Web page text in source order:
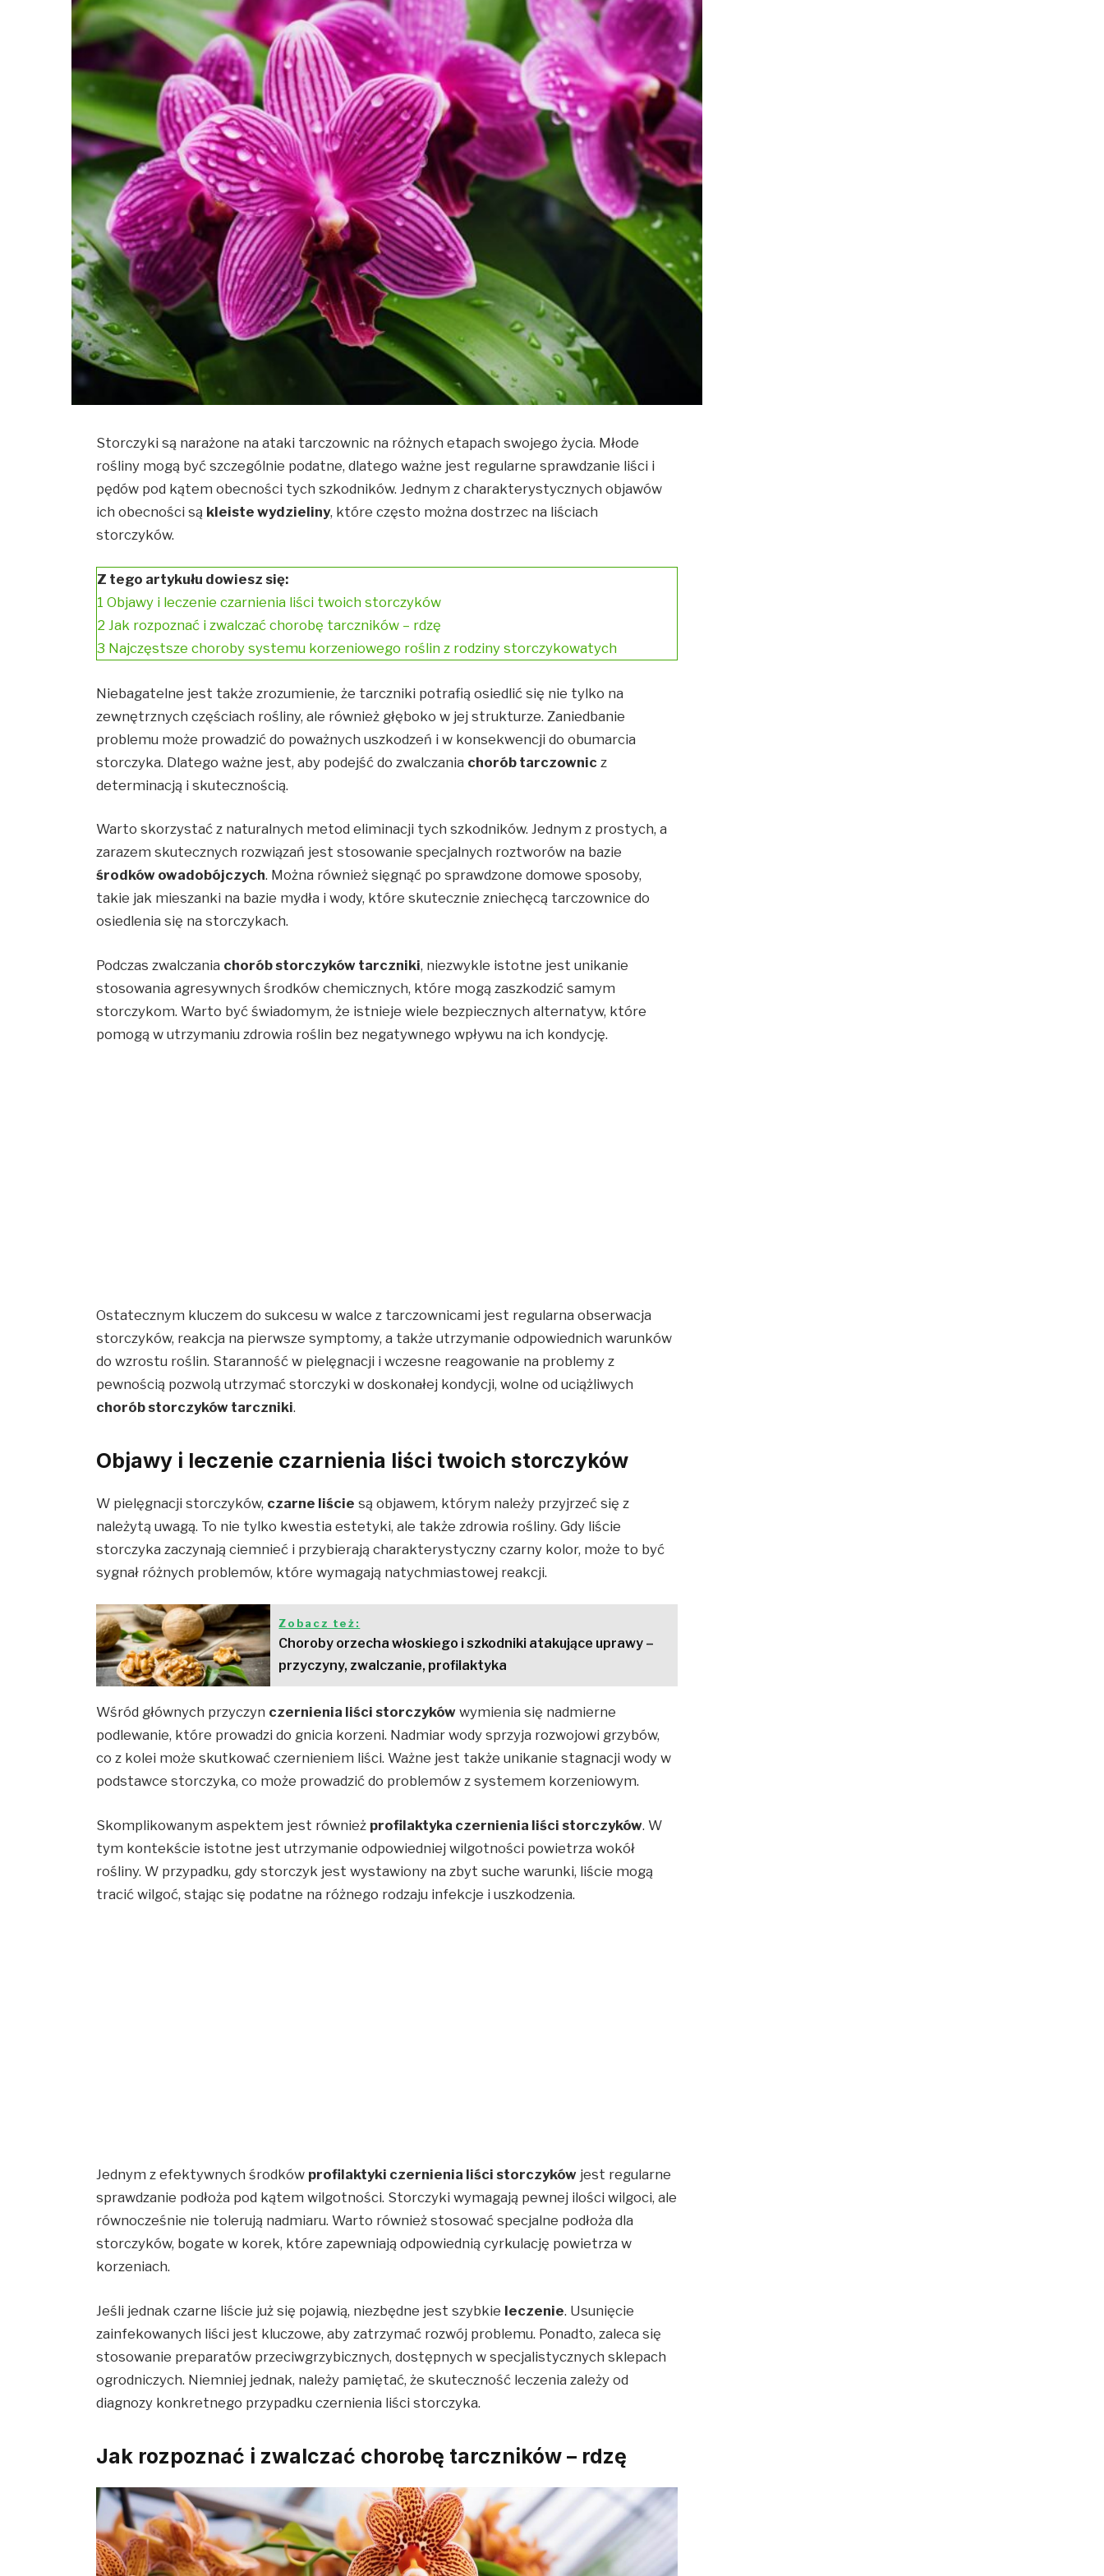
Storczyki są narażone na ataki tarczownic na różnych etapach swojego życia. Młode
rośliny mogą być szczególnie podatne, dlatego ważne jest regularne sprawdzanie liści i
pędów pod kątem obecności tych szkodników. Jednym z charakterystycznych objawów
ich obecności są kleiste wydzieliny, które często można dostrzec na liściach
storczyków.
Z tego artykułu dowiesz się:
1 Objawy i leczenie czarnienia liści twoich storczyków
2 Jak rozpoznać i zwalczać chorobę tarczników – rdzę
3 Najczęstsze choroby systemu korzeniowego roślin z rodziny storczykowatych
Niebagatelne jest także zrozumienie, że tarczniki potrafią osiedlić się nie tylko na
zewnętrznych częściach rośliny, ale również głęboko w jej strukturze. Zaniedbanie
problemu może prowadzić do poważnych uszkodzeń i w konsekwencji do obumarcia
storczyka. Dlatego ważne jest, aby podejść do zwalczania chorób tarczownic z
determinacją i skutecznością.
Warto skorzystać z naturalnych metod eliminacji tych szkodników. Jednym z prostych, a
zarazem skutecznych rozwiązań jest stosowanie specjalnych roztworów na bazie
środków owadobójczych. Można również sięgnąć po sprawdzone domowe sposoby,
takie jak mieszanki na bazie mydła i wody, które skutecznie zniechęcą tarczownice do
osiedlenia się na storczykach.
Podczas zwalczania chorób storczyków tarczniki, niezwykle istotne jest unikanie
stosowania agresywnych środków chemicznych, które mogą zaszkodzić samym
storczykom. Warto być świadomym, że istnieje wiele bezpiecznych alternatyw, które
pomogą w utrzymaniu zdrowia roślin bez negatywnego wpływu na ich kondycję.
Ostatecznym kluczem do sukcesu w walce z tarczownicami jest regularna obserwacja
storczyków, reakcja na pierwsze symptomy, a także utrzymanie odpowiednich warunków
do wzrostu roślin. Staranność w pielęgnacji i wczesne reagowanie na problemy z
pewnością pozwolą utrzymać storczyki w doskonałej kondycji, wolne od uciążliwych
chorób storczyków tarczniki.
Objawy i leczenie czarnienia liści twoich storczyków
W pielęgnacji storczyków, czarne liście są objawem, którym należy przyjrzeć się z
należytą uwagą. To nie tylko kwestia estetyki, ale także zdrowia rośliny. Gdy liście
storczyka zaczynają ciemnieć i przybierają charakterystyczny czarny kolor, może to być
sygnał różnych problemów, które wymagają natychmiastowej reakcji.
Zobacz też:
Choroby orzecha włoskiego i szkodniki atakujące uprawy –
przyczyny, zwalczanie, profilaktyka
Wśród głównych przyczyn czernienia liści storczyków wymienia się nadmierne
podlewanie, które prowadzi do gnicia korzeni. Nadmiar wody sprzyja rozwojowi grzybów,
co z kolei może skutkować czernieniem liści. Ważne jest także unikanie stagnacji wody w
podstawce storczyka, co może prowadzić do problemów z systemem korzeniowym.
Skomplikowanym aspektem jest również profilaktyka czernienia liści storczyków. W
tym kontekście istotne jest utrzymanie odpowiedniej wilgotności powietrza wokół
rośliny. W przypadku, gdy storczyk jest wystawiony na zbyt suche warunki, liście mogą
tracić wilgoć, stając się podatne na różnego rodzaju infekcje i uszkodzenia.
Jednym z efektywnych środków profilaktyki czernienia liści storczyków jest regularne
sprawdzanie podłoża pod kątem wilgotności. Storczyki wymagają pewnej ilości wilgoci, ale
równocześnie nie tolerują nadmiaru. Warto również stosować specjalne podłoża dla
storczyków, bogate w korek, które zapewniają odpowiednią cyrkulację powietrza w
korzeniach.
Jeśli jednak czarne liście już się pojawią, niezbędne jest szybkie leczenie. Usunięcie
zainfekowanych liści jest kluczowe, aby zatrzymać rozwój problemu. Ponadto, zaleca się
stosowanie preparatów przeciwgrzybicznych, dostępnych w specjalistycznych sklepach
ogrodniczych. Niemniej jednak, należy pamiętać, że skuteczność leczenia zależy od
diagnozy konkretnego przypadku czernienia liści storczyka.
Jak rozpoznać i zwalczać chorobę tarczników – rdzę